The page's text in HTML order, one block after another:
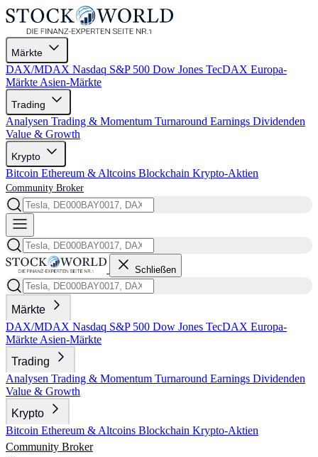
Märkte
DAX/MDAX Nasdaq S&P 500 Dow Jones TecDAX Europa-
Märkte Asien-Märkte
Trading
Analysen Trading & Momentum Turnaround Earnings Dividenden
Value & Growth
Krypto
Bitcoin Ethereum & Altcoins Blockchain Krypto-Aktien
Community Broker
Schließen
Märkte
DAX/MDAX Nasdaq S&P 500 Dow Jones TecDAX Europa-
Märkte Asien-Märkte
Trading
Analysen Trading & Momentum Turnaround Earnings Dividenden
Value & Growth
Krypto
Bitcoin Ethereum & Altcoins Blockchain Krypto-Aktien
Community Broker